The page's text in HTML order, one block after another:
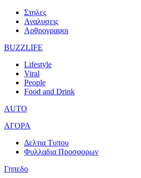
Στηλες
Αναλυσεις
Αρθρογραφοι
BUZZLIFE
Lifestyle
Viral
People
Food and Drink
AUTO
ΑΓΟΡΑ
Δελτια Τυπου
Φυλλαδια Προσφορων
Γηπεδο